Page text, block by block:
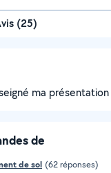
(25)
ma présentation
de
de sol (62 réponses)